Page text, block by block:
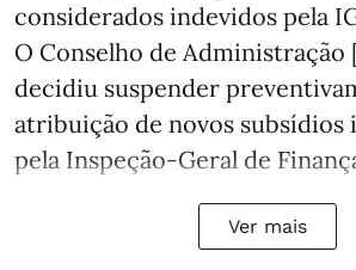
considerados indevidos pela
O Conselho de Administração
decidiu suspender
atribuição de novos subsídios
pela Inspeção-Geral de
Ver mais